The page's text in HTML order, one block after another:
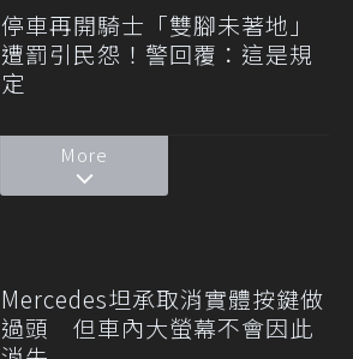
停車再開騎士「雙腳未著地」
遭罰引民怨！警回覆：這是規
定
More
Mercedes坦承取消實體按鍵做
過頭 但車內大螢幕不會因此